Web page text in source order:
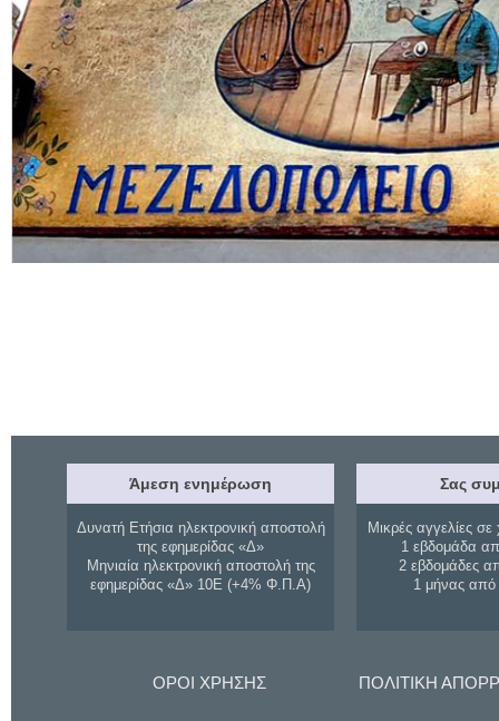
Άμεση ενημέρωση
Δυνατή Ετήσια ηλεκτρονική αποστολή
της εφημερίδας «Δ»
Μηνιαία ηλεκτρονική αποστολή της
εφημερίδας «Δ» 10Ε (+4% Φ.Π.Α)
Σας
Μικρές αγγελίες σε
1 εβδομάδα
2 εβδομάδες
1 μήνας
ΟΡΟΙ ΧΡΗΣΗΣ ΠΟΛΙΤΙΚΗ